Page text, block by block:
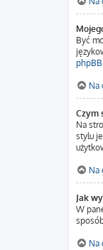
Być
Na
Czym
Na
stylu
Na
Jak
W
Na